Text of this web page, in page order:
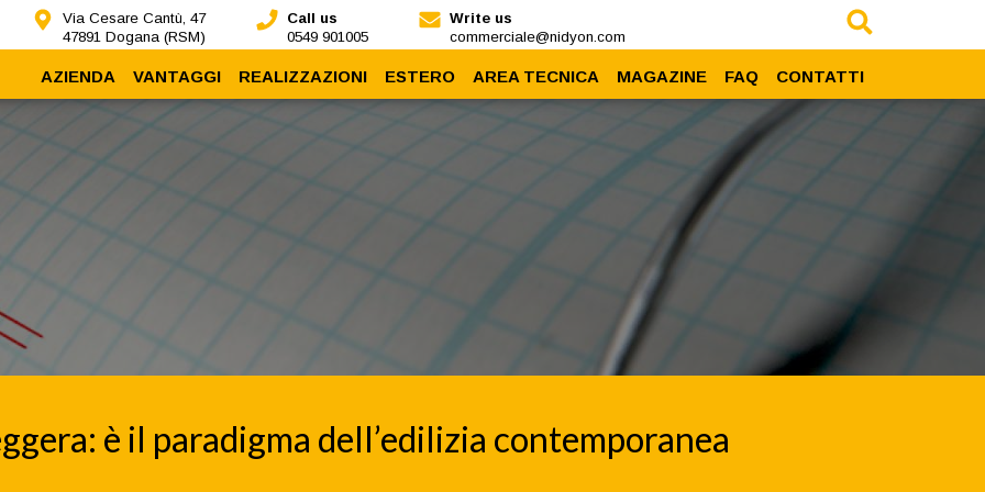
Via Cesare Cantù, 47
47891 Dogana (RSM)
Call us
0549 901005
Write us
commerciale@nidyon.com
AZIENDA
Dicono di noi
Nidyon Training
VANTAGGI
Sismoresistenza
Rapidità
REALIZZAZIONI ESTERO AREA TECNICA
Prodotti
MAGAZINE
Eventi
Case History
FAQ CONTATTI
è il paradigma dell’edilizia contemporanea